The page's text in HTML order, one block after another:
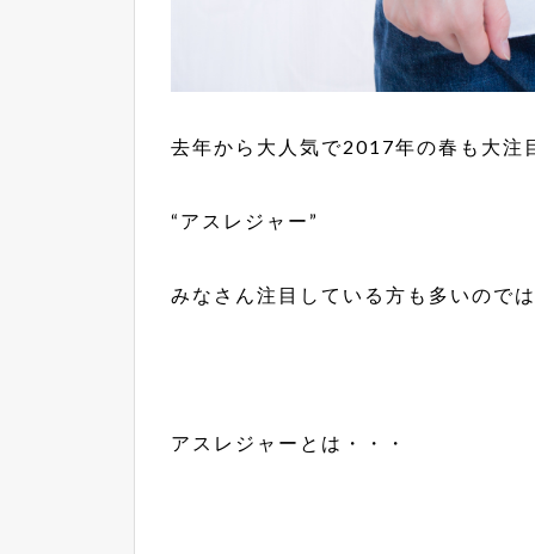
去年から大人気で2017年の春も大注
“アスレジャー”
みなさん注目している方も多いので
アスレジャーとは・・・